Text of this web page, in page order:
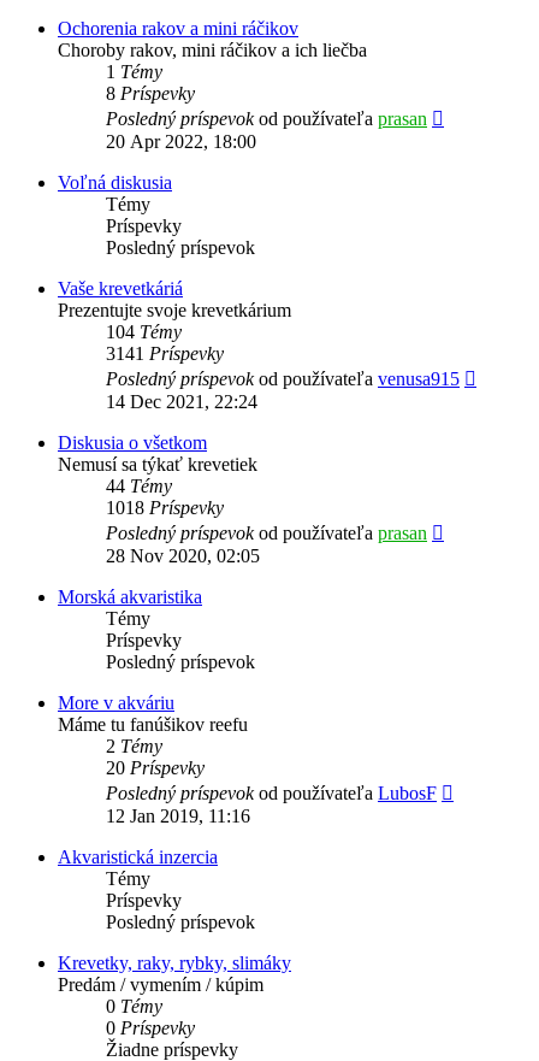
Ochorenia rakov a mini ráčikov
Choroby rakov, mini ráčikov a ich liečba
1 Témy
8 Príspevky
Posledný príspevokod používateľa prasan
20 Apr 2022, 18:00
Voľná diskusia
Témy
Príspevky
Posledný príspevok
Vaše krevetkáriá
Prezentujte svoje krevetkárium
104 Témy
3141 Príspevky
Posledný príspevokod používateľa venusa915
14 Dec 2021, 22:24
Diskusia o všetkom
Nemusí sa týkať krevetiek
44 Témy
1018 Príspevky
Posledný príspevokod používateľa prasan
28 Nov 2020, 02:05
Morská akvaristika
Témy
Príspevky
Posledný príspevok
More v akváriu
Máme tu fanúšikov reefu
2 Témy
20 Príspevky
Posledný príspevokod používateľa LubosF
12 Jan 2019, 11:16
Akvaristická inzercia
Témy
Príspevky
Posledný príspevok
Krevetky, raky, rybky, slimáky
Predám / vymením / kúpim
0 Témy
0 Príspevky
Žiadne príspevky